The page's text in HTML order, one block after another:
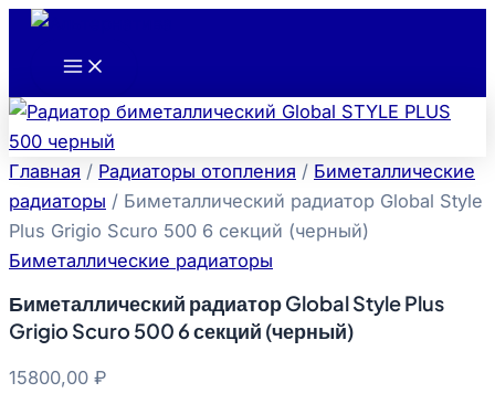
Перейти
содержимому
Main
Главная / Радиаторы отопления / Биметаллические
радиаторы / Биметаллический радиатор Global Style
Plus Grigio Scuro 500 6 секций (черный)
Биметаллические радиаторы
Биметаллический радиатор Global Style Plus
Grigio Scuro 500 6 секций (черный)
15800,00 ₽
Количество
товара
радиатор
Global
Style
Plus
Grigio
Scuro
500
6
секций
(черный)